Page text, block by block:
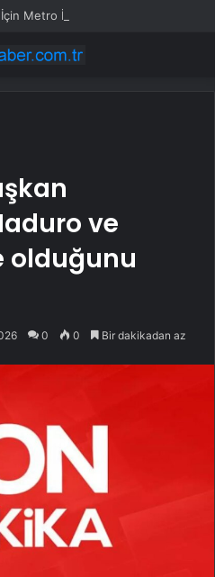
Metro İstasyonu Kullanıldı
ve
olduğunu
0 0 Bir dakikadan az